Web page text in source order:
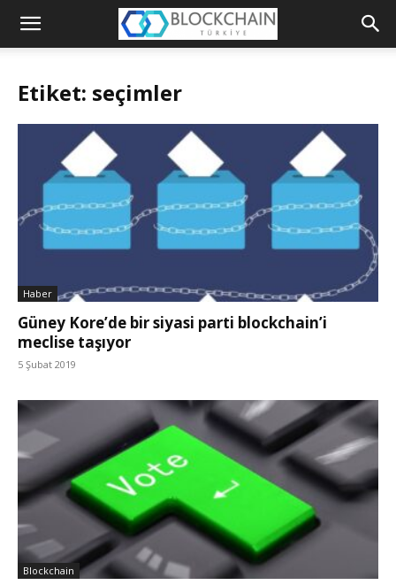
Blockchain
Etiket: seçimler
Haber
Güney Kore’de bir siyasi parti blockchain’i
meclise taşıyor
5 Şubat 2019
Blockchain